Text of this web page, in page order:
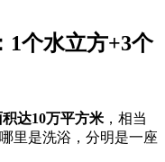
1个水立方+3个
达10万平方米 ，相当
里是洗浴，分明是一座